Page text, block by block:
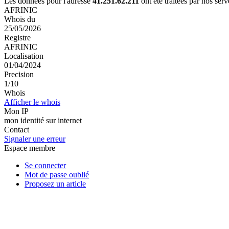
AFRINIC
Whois du
25/05/2026
Registre
AFRINIC
Localisation
01/04/2024
Precision
1/10
Whois
Afficher le whois
Mon IP
mon identité sur internet
Contact
Signaler une erreur
Espace membre
Se connecter
Mot de passe oublié
Proposez un article